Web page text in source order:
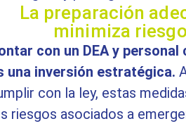
La preparación
minimiza
con un DEA y personal
una inversión estratégica.
con la ley, estas
riesgos asociados a